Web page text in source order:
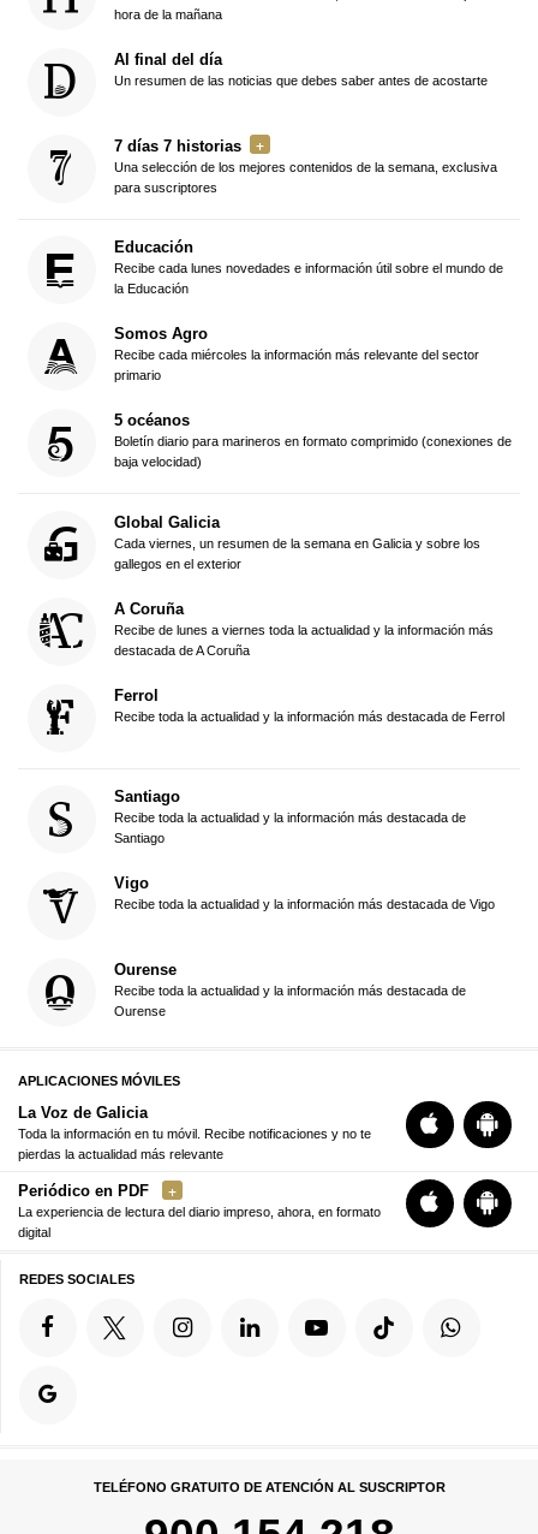
hora de la mañana
Al final del día
Un resumen de las noticias que debes saber antes de acostarte
7 días 7 historias
Una selección de los mejores contenidos de la semana, exclusiva
para suscriptores
Educación
Recibe cada lunes novedades e información útil sobre el mundo de
la Educación
Somos Agro
Recibe cada miércoles la información más relevante del sector
primario
5 océanos
Boletín diario para marineros en formato comprimido (conexiones de
baja velocidad)
Global Galicia
Cada viernes, un resumen de la semana en Galicia y sobre los
gallegos en el exterior
A Coruña
Recibe de lunes a viernes toda la actualidad y la información más
destacada de A Coruña
Ferrol
Recibe toda la actualidad y la información más destacada de Ferrol
Santiago
Recibe toda la actualidad y la información más destacada de
Santiago
Vigo
Recibe toda la actualidad y la información más destacada de Vigo
Ourense
Recibe toda la actualidad y la información más destacada de
Ourense
APLICACIONES MÓVILES
La Voz de Galicia
Toda la información en tu móvil. Recibe notificaciones y no te
pierdas la actualidad más relevante
Periódico en PDF
La experiencia de lectura del diario impreso, ahora, en formato
digital
REDES SOCIALES
TELÉFONO GRATUITO DE ATENCIÓN AL SUSCRIPTOR